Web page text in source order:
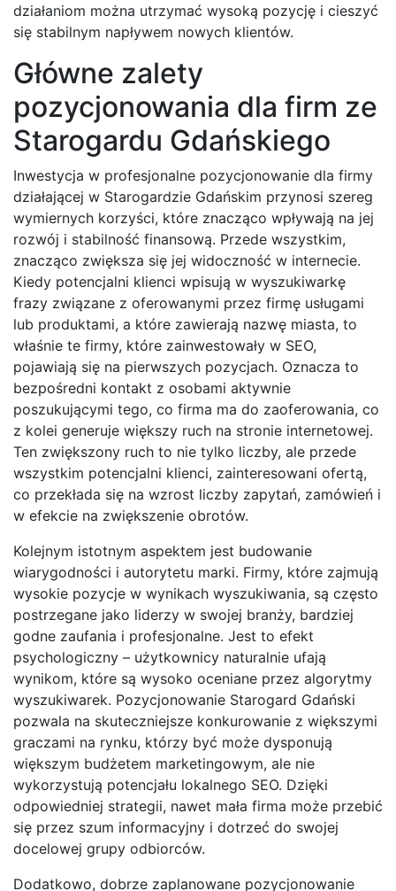
działaniom można utrzymać wysoką pozycję i cieszyć
się stabilnym napływem nowych klientów.
Główne zalety
pozycjonowania dla firm ze
Starogardu Gdańskiego
Inwestycja w profesjonalne pozycjonowanie dla firmy
działającej w Starogardzie Gdańskim przynosi szereg
wymiernych korzyści, które znacząco wpływają na jej
rozwój i stabilność finansową. Przede wszystkim,
znacząco zwiększa się jej widoczność w internecie.
Kiedy potencjalni klienci wpisują w wyszukiwarkę
frazy związane z oferowanymi przez firmę usługami
lub produktami, a które zawierają nazwę miasta, to
właśnie te firmy, które zainwestowały w SEO,
pojawiają się na pierwszych pozycjach. Oznacza to
bezpośredni kontakt z osobami aktywnie
poszukującymi tego, co firma ma do zaoferowania, co
z kolei generuje większy ruch na stronie internetowej.
Ten zwiększony ruch to nie tylko liczby, ale przede
wszystkim potencjalni klienci, zainteresowani ofertą,
co przekłada się na wzrost liczby zapytań, zamówień i
w efekcie na zwiększenie obrotów.
Kolejnym istotnym aspektem jest budowanie
wiarygodności i autorytetu marki. Firmy, które zajmują
wysokie pozycje w wynikach wyszukiwania, są często
postrzegane jako liderzy w swojej branży, bardziej
godne zaufania i profesjonalne. Jest to efekt
psychologiczny – użytkownicy naturalnie ufają
wynikom, które są wysoko oceniane przez algorytmy
wyszukiwarek. Pozycjonowanie Starogard Gdański
pozwala na skuteczniejsze konkurowanie z większymi
graczami na rynku, którzy być może dysponują
większym budżetem marketingowym, ale nie
wykorzystują potencjału lokalnego SEO. Dzięki
odpowiedniej strategii, nawet mała firma może przebić
się przez szum informacyjny i dotrzeć do swojej
docelowej grupy odbiorców.
Dodatkowo, dobrze zaplanowane pozycjonowanie